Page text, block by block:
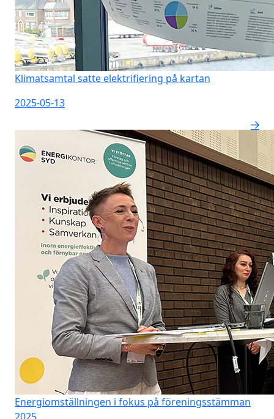
Klimatsamtal satte elektrifiering på kartan
2025-05-13
Energiomställningen i fokus på föreningsstämman